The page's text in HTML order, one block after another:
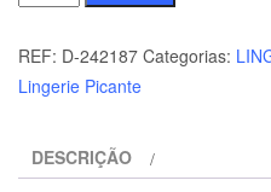
de
SUBBLIME
-
954109
REF: D-242187 Categorias:
Lingerie Picante
DESCRIÇÃO